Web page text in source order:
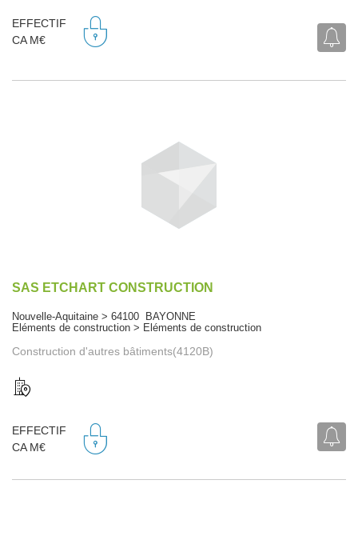
EFFECTIF
CA M€
SAS ETCHART CONSTRUCTION
Nouvelle-Aquitaine > 64100 BAYONNE
Eléments de construction > Eléments de construction
Construction d'autres bâtiments(4120B)
EFFECTIF
CA M€